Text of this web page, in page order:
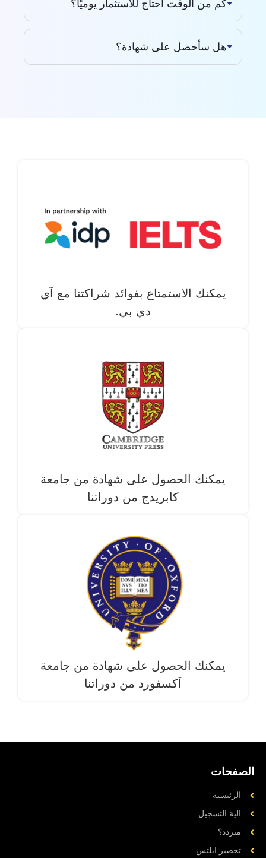
كم من الوقت أحتاج للاستثمار يوميًا؟
هل سأحصل على شهادة؟
يمكنك الاستمتاع بفوائد شراكتنا مع آي
دي بي.
يمكنك الحصول على شهادة من جامعة
كابريدج من دوراتنا
يمكنك الحصول على شهادة من جامعة
آکسفورد من دوراتنا
الصفحات
الرئيسية
الية التسجيل
متردد؟
تحضیر ایلتس